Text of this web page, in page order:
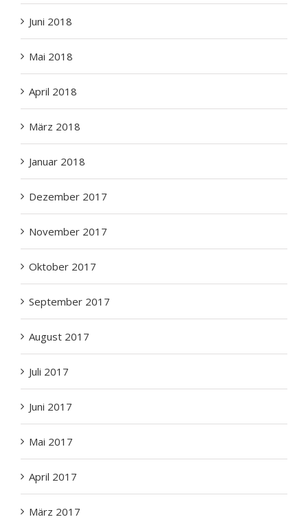
Juni 2018
Mai 2018
April 2018
März 2018
Januar 2018
Dezember 2017
November 2017
Oktober 2017
September 2017
August 2017
Juli 2017
Juni 2017
Mai 2017
April 2017
März 2017